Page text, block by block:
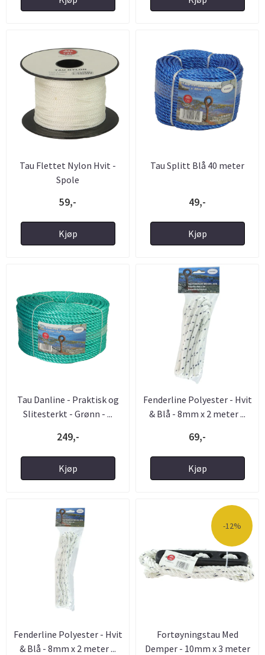
Tau Flettet Nylon Hvit -
Spole
59,-
Kjøp
Tau Splitt Blå 40 meter
49,-
Kjøp
Tau Danline - Praktisk og
Slitesterkt - Grønn - ...
249,-
Kjøp
Fenderline Polyester - Hvit
& Blå - 8mm x 2 meter ...
69,-
Kjøp
Fenderline Polyester - Hvit
& Blå - 8mm x 2 meter ...
-12%
Fortøyningstau Med
Demper - 10mm x 3 meter